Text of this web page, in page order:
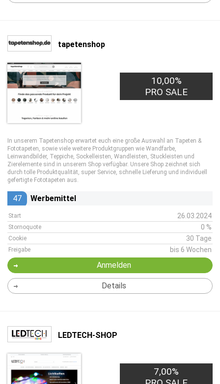
tapetenshop
10,00%
PRO SALE
In unserem Tapetenshop erwartet euch eine große Auswahl an Tapeten &
Fototapeten, sowie viele weitere Produktgruppen wie Wandfarbe,
Leinwandbilder, Teppiche, Sockelleisten, Wandleisten, Stuckleisten und
Zierelemente sind in unserem Shop verfügbar. Unsere Shop zeichnet sich
durch tolle Produktqualität, super Service, schnelle Lieferung und individuell
gefertigte Fototapeten aus.
47 Werbemittel
Start 26.03.2024
Stornoquote 0 %
Cookie 30 Tage
Freigabe bis 6 Wochen
Anmelden
Details
LEDTECH-SHOP
7,00%